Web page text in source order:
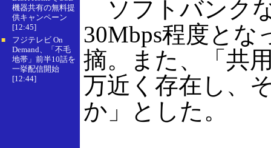
機器共有の無料提
供キャンペーン
[12:45]
■
フジテレビ On
Demand、「不毛
地帯」前半10話を
一挙配信開始
[12:44]
ソフトバンク
30Mbps程度と
摘。また、「共
万近く存在し、
か」とした。